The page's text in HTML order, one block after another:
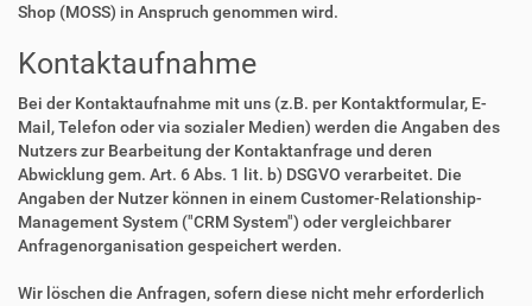
Shop (MOSS) in Anspruch genommen wird.
Kontaktaufnahme
Bei der Kontaktaufnahme mit uns (z.B. per Kontaktformular, E-
Mail, Telefon oder via sozialer Medien) werden die Angaben des
Nutzers zur Bearbeitung der Kontaktanfrage und deren
Abwicklung gem. Art. 6 Abs. 1 lit. b) DSGVO verarbeitet. Die
Angaben der Nutzer können in einem Customer-Relationship-
Management System ("CRM System") oder vergleichbarer
Anfragenorganisation gespeichert werden.
Wir löschen die Anfragen, sofern diese nicht mehr erforderlich